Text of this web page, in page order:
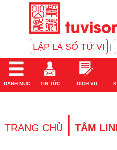
LẬP LÁ SỐ TỬ VI
DANH MỤC TIN TỨC DỊCH VỤ
TRANG CHỦ | TÂM